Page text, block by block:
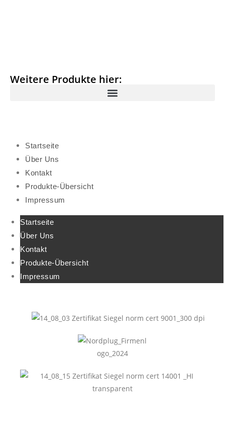
Weitere Produkte hier:
Startseite
Über Uns
Kontakt
Produkte-Übersicht
Impressum
Startseite
Über Uns
Kontakt
Produkte-Übersicht
Impressum